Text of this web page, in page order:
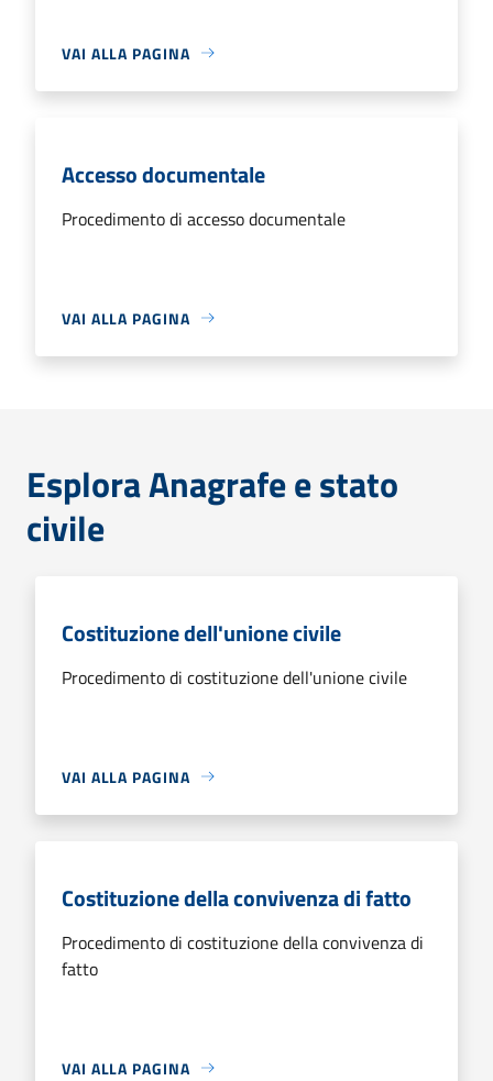
VAI ALLA PAGINA
Accesso documentale
Procedimento di accesso documentale
VAI ALLA PAGINA
Esplora Anagrafe e stato
civile
Costituzione dell'unione civile
Procedimento di costituzione dell'unione civile
VAI ALLA PAGINA
Costituzione della convivenza di fatto
Procedimento di costituzione della convivenza di
fatto
VAI ALLA PAGINA